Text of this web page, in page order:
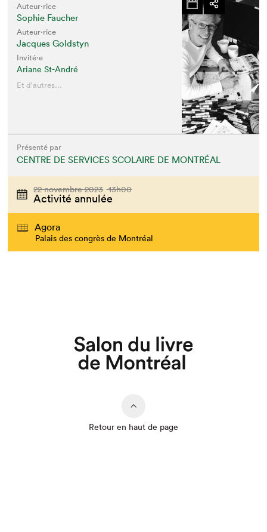
Auteur·rice
Sophie Faucher
Auteur·rice
Jacques Goldstyn
Invité⋅e
Ariane St-André
Et d'autres...
Présenté par
CENTRE DE SERVICES SCOLAIRE DE MONTRÉAL
22 novembre 2023 13h00
Activité annulée
Agora
Palais des congrès de Montréal
Retour en haut de page